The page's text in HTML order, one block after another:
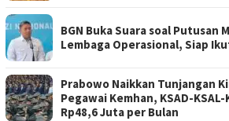
BGN Buka Suara soal Putusan
Lembaga Operasional, Siap
Prabowo Naikkan Tunjangan
Pegawai Kemhan, KSAD-
Rp48,6 Juta per Bulan